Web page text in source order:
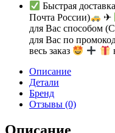
Быстрая
Почта России)
✈
для Вас способом
для Вас по
весь заказ
Описание
Детали
Бренд
Отзывы (0)